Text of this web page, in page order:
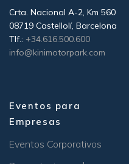
Crta. Nacional A-2, Km 560
08719 Castellolí, Barcelona
Tlf.: +34.616.500.600
info@kinimotorpark.com
Eventos para
Empresas
Eventos Corporativos